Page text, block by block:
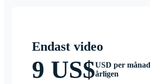
Endast video
9 US$USD per
årligen